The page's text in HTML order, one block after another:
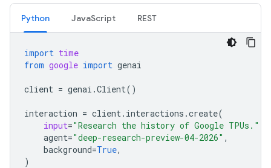
Python JavaScript REST
import time
from google import genai
client = genai .Client()
interaction = client. interactions .create(
input="Research the history of Google TPUs."
agent="deep-research-preview-04-2026" ,
background=True,
)